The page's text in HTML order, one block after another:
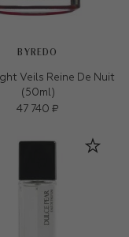
BYREDO
Veils Reine De Nuit
(50ml)
47 740 ₽